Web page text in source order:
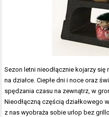
Sezon letni nieodłącznie kojarzy
na działce. Ciepłe dni i noce oraz
spędzania czasu na zewnątrz, w
Nieodłączną częścią działkowego
z nas wyobraża sobie urlop bez